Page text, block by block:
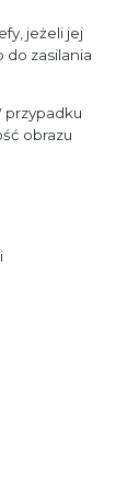
jeżeli jej
zasilania
przypadku
obrazu